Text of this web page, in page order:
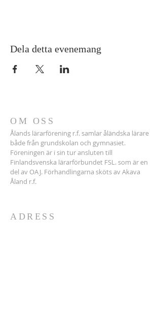
Dela detta evenemang
OM OSS
Ålands lärarförening r.f. samlar åländska lärare
både från grundskolan och gymnasiet.
Föreningen är i sin tur ansluten till
Finlandsvenska lärarförbundet FSL. som är en
del av OAJ. Förhandlingarna sköts av Akava
Åland r.f.
ADRESS